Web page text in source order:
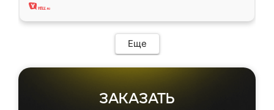
Еще
ЗАКАЗАТЬ